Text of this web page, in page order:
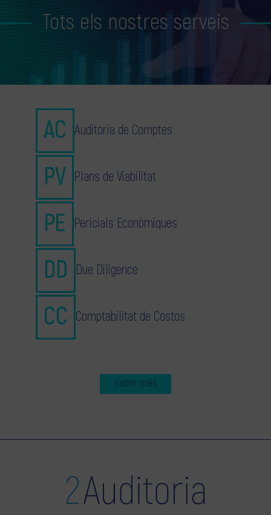
Tots els nostres serveis
Auditoria de Comptes
Plans de Viabilitat
Pericials Econòmiques
Due Diligence
Comptabilitat de Costos
saber més